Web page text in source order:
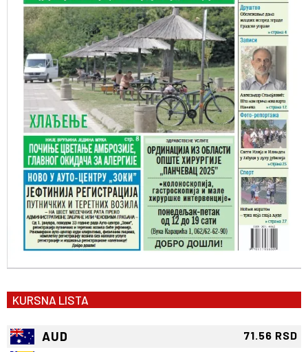
KURSNA LISTA
AUD 71.56 RSD